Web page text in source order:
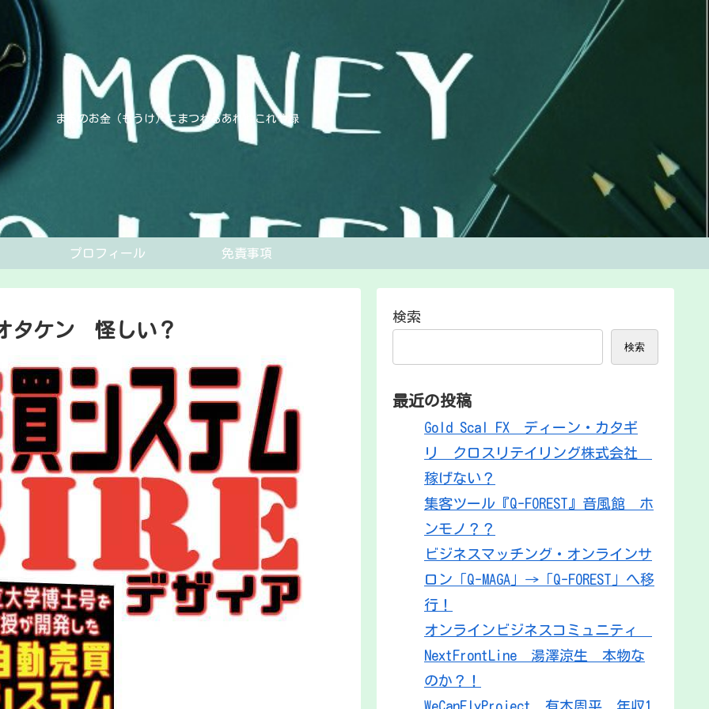
まるのお金（もうけ）にまつわるあれやこれや録
プロフィール 免責事項
タケン 怪しい？
検索
検索
最近の投稿
Gold Scal FX ディーン・カタギ
リ クロスリテイリング株式会社
稼げない？
集客ツール『Q-FOREST』音風館 ホ
ンモノ？？
ビジネスマッチング・オンラインサ
ロン「Q-MAGA」→「Q-FOREST」へ移
行！
オンラインビジネスコミュニティ
NextFrontLine 湯澤涼生 本物な
のか？！
WeCanFlyProject 有本周平 年収1